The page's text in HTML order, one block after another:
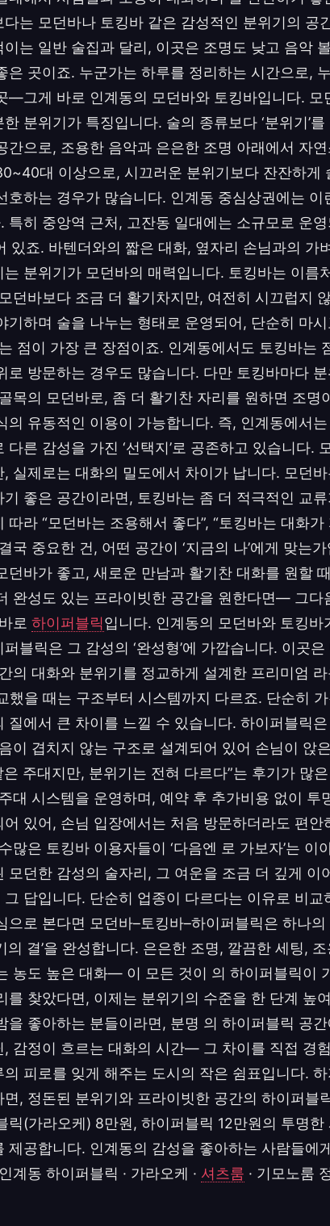
다는 모던바나 토킹바 같은 감성적인 분위기의 공
이는 일반 술집과 달리, 이곳은 조명도 낮고 음악
은 곳이죠. 누군가는 하루를 정리하는 시간으로,
—그게 바로 인계동의 모던바와 토킹바입니다. 모
분위기가 특징입니다. 술의 종류보다 ‘분위기’
간으로, 조용한 음악과 은은한 조명 아래에서 자
대 이상으로, 시끄러운 분위기보다 잔잔하게
호하는 경우가 많습니다. 인계동 중심상권에는
특히 중앙역 근처, 고잔동 일대에는 소규모로 운
있죠. 바텐더와의 짧은 대화, 옆자리 손님과의 가
분위기가 모던바의 매력입니다. 토킹바는 이름
던바보다 조금 더 활기차지만, 여전히 시끄럽지
기하며 술을 나누는 형태로 운영되어, 단순히 마
점이 가장 큰 장점이죠. 인계동에서도 토킹바는
로 방문하는 경우도 많습니다. 다만 토킹바마다
목의 모던바로, 좀 더 활기찬 자리를 원하면 조명
의 유동적인 이용이 가능합니다. 즉, 인계동에서
다른 감성을 가진 ‘선택지’로 공존하고 있습니다.
, 실제로는 대화의 밀도에서 차이가 납니다. 모던
기 좋은 공간이라면, 토킹바는 좀 더 적극적인 교
따라 “모던바는 조용해서 좋다”, “토킹바는 대화
국 중요한 건, 어떤 공간이 ‘지금의 나’에게 맞는
던바가 좋고, 새로운 만남과 활기찬 대화를 원할
완성도 있는 프라이빗한 공간을 원한다면— 그다
로 하이퍼블릭입니다. 인계동의 모던바와 토킹
블릭은 그 감성의 ‘완성형’에 가깝습니다. 이곳
의 대화와 분위기를 정교하게 설계한 프리미엄
했을 때는 구조부터 시스템까지 다르죠. 단순히
질에서 큰 차이를 느낄 수 있습니다. 하이퍼블릭
이 겹치지 않는 구조로 설계되어 있어 손님이 앉
은 주대지만, 분위기는 전혀 다르다”는 후기가 많
대 시스템을 운영하며, 예약 후 추가비용 없이 투
어 있어, 손님 입장에서는 처음 방문하더라도 편
많은 토킹바 이용자들이 ‘다음엔 로 가보자’는 이
모던한 감성의 술자리, 그 여운을 조금 더 깊게 이
답입니다. 단순히 업종이 다르다는 이유로 비교
으로 본다면 모던바–토킹바–하이퍼블릭은 하나
의 결’을 완성합니다. 은은한 조명, 깔끔한 세팅,
농도 높은 대화— 이 모든 것이 의 하이퍼블릭이
를 찾았다면, 이제는 분위기의 수준을 한 단계 높
을 좋아하는 분들이라면, 분명 의 하이퍼블릭 공
, 감정이 흐르는 대화의 시간— 그 차이를 직접 경
의 피로를 잊게 해주는 도시의 작은 쉼표입니다.
면, 정돈된 분위기와 프라이빗한 공간의 하이퍼블
릭(가라오케) 8만원, 하이퍼블릭 12만원의 투명
제공합니다. 인계동의 감성을 좋아하는 사람들에
계동 하이퍼블릭 · 가라오케 · 셔츠룸 · 기모노룸